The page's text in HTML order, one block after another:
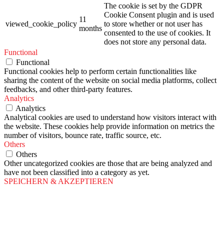
viewed_cookie_policy
11
months
The cookie is set by the GDPR
Cookie Consent plugin and is used
to store whether or not user has
consented to the use of cookies. It
does not store any personal data.
Functional
Functional
Functional cookies help to perform certain functionalities like
sharing the content of the website on social media platforms, collect
feedbacks, and other third-party features.
Analytics
Analytics
Analytical cookies are used to understand how visitors interact with
the website. These cookies help provide information on metrics the
number of visitors, bounce rate, traffic source, etc.
Others
Others
Other uncategorized cookies are those that are being analyzed and
have not been classified into a category as yet.
SPEICHERN & AKZEPTIEREN